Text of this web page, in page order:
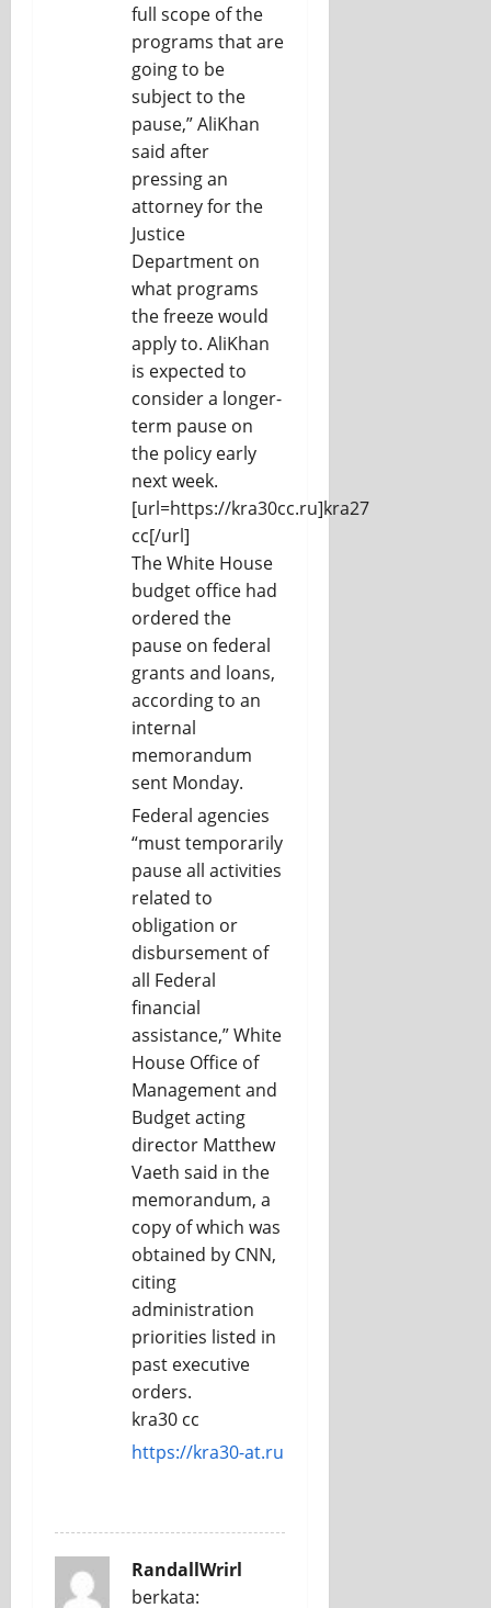
full scope of the
programs that are
going to be
subject to the
pause,” AliKhan
said after
pressing an
attorney for the
Justice
Department on
what programs
the freeze would
apply to. AliKhan
is expected to
consider a longer-
term pause on
the policy early
next week.
[url=https://kra30cc.ru]kra27
cc[/url]
The White House
budget office had
ordered the
pause on federal
grants and loans,
according to an
internal
memorandum
sent Monday.
Federal agencies
“must temporarily
pause all activities
related to
obligation or
disbursement of
all Federal
financial
assistance,” White
House Office of
Management and
Budget acting
director Matthew
Vaeth said in the
memorandum, a
copy of which was
obtained by CNN,
citing
administration
priorities listed in
past executive
orders.
kra30 cc
https://kra30-at.ru
RandallWrirl
berkata: